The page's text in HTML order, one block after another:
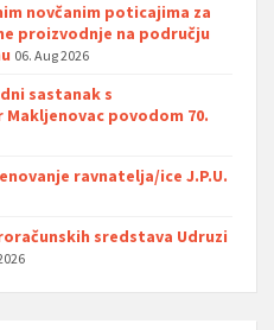
novčanim poticajima za
proizvodnje na području
06. Aug 2026
sastanak s
povodom 70.
ravnatelja/ice J.P.U.
sredstava Udruzi